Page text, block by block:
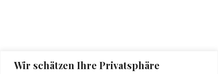
Wir schätzen Ihre Privatsphäre